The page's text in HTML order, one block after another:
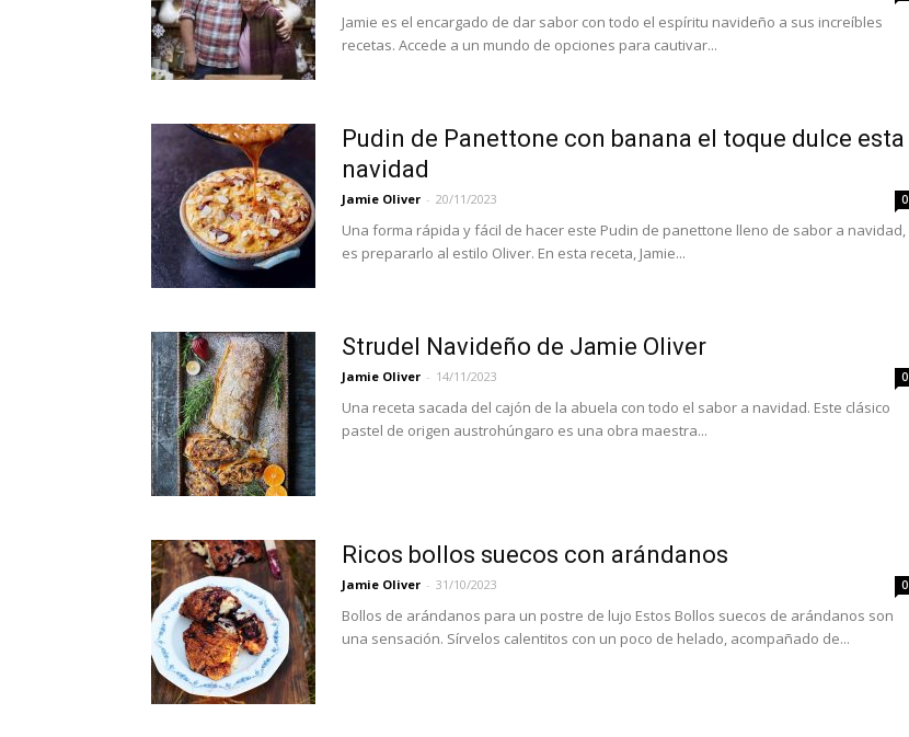
Jamie es el encargado de dar sabor con todo el espíritu navideño a sus increíbles
recetas. Accede a un mundo de opciones para cautivar...
Pudin de Panettone con banana el toque dulce esta
navidad
Jamie Oliver - 20/11/2023 0
Una forma rápida y fácil de hacer este Pudin de panettone lleno de sabor a navidad,
es prepararlo al estilo Oliver. En esta receta, Jamie...
Strudel Navideño de Jamie Oliver
Jamie Oliver - 14/11/2023 0
Una receta sacada del cajón de la abuela con todo el sabor a navidad. Este clásico
pastel de origen austrohúngaro es una obra maestra...
Ricos bollos suecos con arándanos
Jamie Oliver - 31/10/2023 0
Bollos de arándanos para un postre de lujo Estos Bollos suecos de arándanos son
una sensación. Sírvelos calentitos con un poco de helado, acompañado de...